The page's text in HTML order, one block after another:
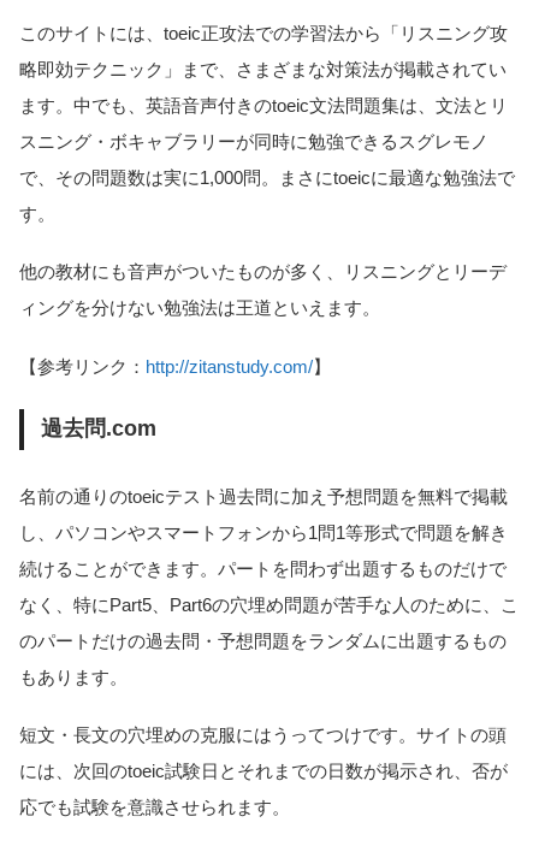
このサイトには、toeic正攻法での学習法から「リスニング攻
略即効テクニック」まで、さまざまな対策法が掲載されてい
ます。中でも、英語音声付きのtoeic文法問題集は、文法とリ
スニング・ボキャブラリーが同時に勉強できるスグレモノ
で、その問題数は実に1,000問。まさにtoeicに最適な勉強法で
す。
他の教材にも音声がついたものが多く、リスニングとリーデ
ィングを分けない勉強法は王道といえます。
【参考リンク： http://zitanstudy.com/】
過去問.com
名前の通りのtoeicテスト過去問に加え予想問題を無料で掲載
し、パソコンやスマートフォンから1問1等形式で問題を解き
続けることができます。パートを問わず出題するものだけで
なく、特にPart5、Part6の穴埋め問題が苦手な人のために、こ
のパートだけの過去問・予想問題をランダムに出題するもの
もあります。
短文・長文の穴埋めの克服にはうってつけです。サイトの頭
には、次回のtoeic試験日とそれまでの日数が掲示され、否が
応でも試験を意識させられます。